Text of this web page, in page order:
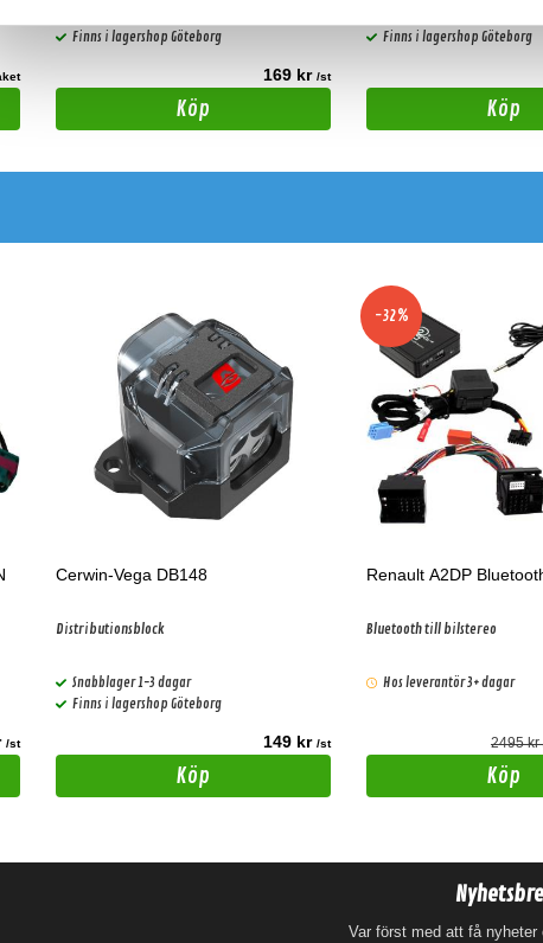
Finns i lagershop Göteborg
169 kr /st
Köp
Finns i lagershop Göteborg
Köp
/st
Cerwin-Vega DB148
Distributionsblock
Snabblager 1-3 dagar
Finns i lagershop Göteborg
149 kr /st
Köp
-32%
Renault A2DP
Bluetooth till bilstereo
Hos leverantör 3+ dagar
2495 kr
Köp
Var först med att få nyheter